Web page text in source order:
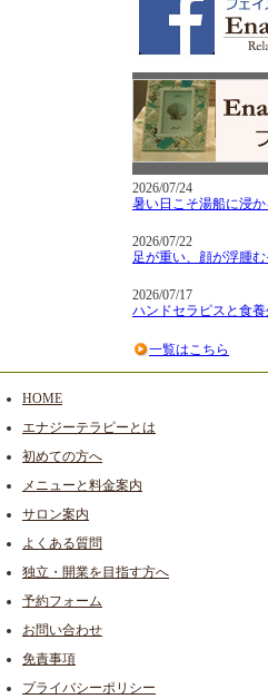
2026/07/24
暑い日こそ湯船に浸
2026/07/22
足が重い、顔が浮腫
2026/07/17
ハンドセラピスと食
一覧はこちら
HOME
エナジーテラピーとは
初めての方へ
メニューと料金案内
サロン案内
よくある質問
独立・開業を目指す方へ
予約フォーム
お問い合わせ
免責事項
プライバシーポリシー